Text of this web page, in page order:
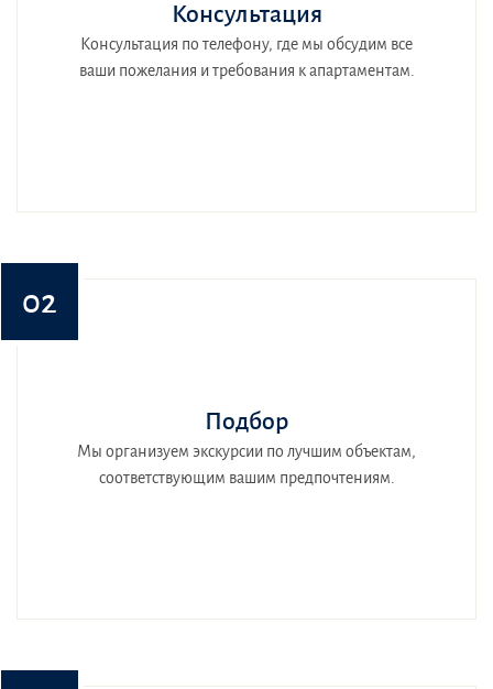
Консультация
Консультация по телефону, где мы обсудим все
ваши пожелания и требования к апартаментам.
02
Подбор
Мы организуем экскурсии по лучшим объектам,
соответствующим вашим предпочтениям.